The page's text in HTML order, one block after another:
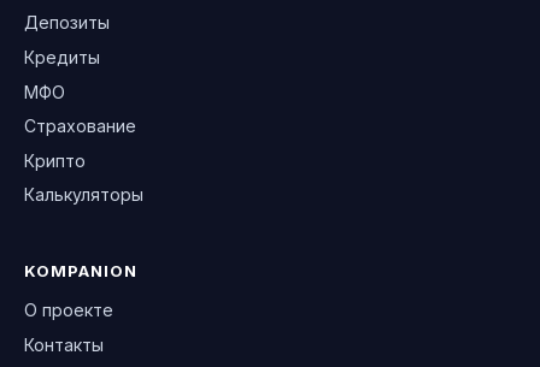
Депозиты
Кредиты
МФО
Страхование
Крипто
Калькуляторы
KOMPANION
О проекте
Контакты